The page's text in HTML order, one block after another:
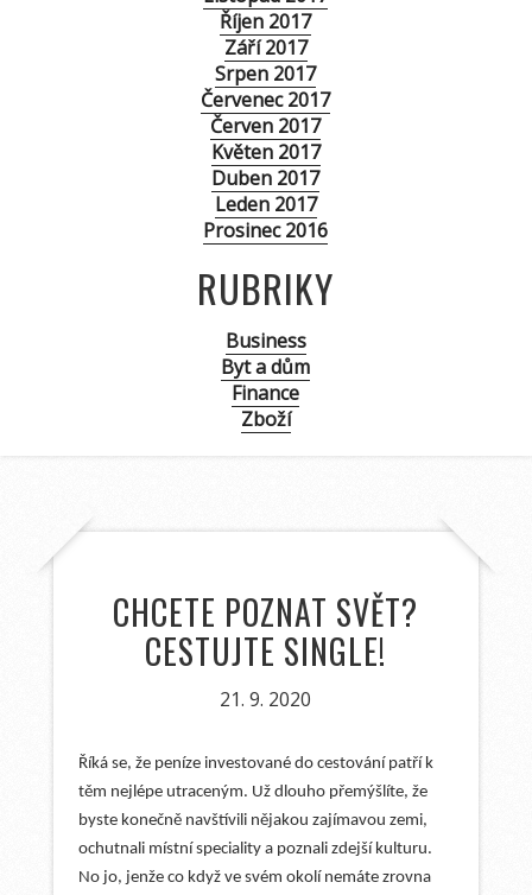
Říjen 2017
Září 2017
Srpen 2017
Červenec 2017
Červen 2017
Květen 2017
Duben 2017
Leden 2017
Prosinec 2016
RUBRIKY
Business
Byt a dům
Finance
Zboží
CHCETE POZNAT SVĚT?
CESTUJTE SINGLE!
21. 9. 2020
Říká se, že peníze investované do cestování patří k
těm nejlépe utraceným. Už dlouho přemýšlíte, že
byste konečně navštívili nějakou zajímavou zemi,
ochutnali místní speciality a poznali zdejší kulturu.
No jo, jenže co když ve svém okolí nemáte zrovna